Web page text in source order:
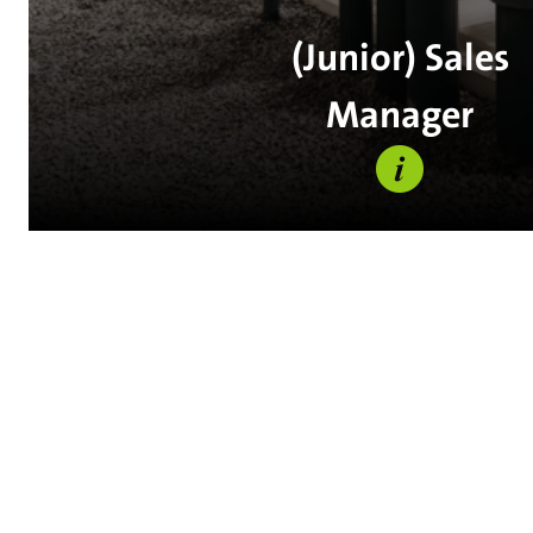
(Junior) Sales
Manager